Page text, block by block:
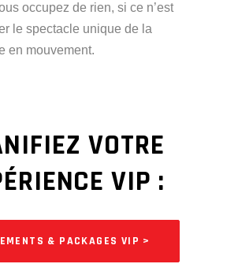
occupez de rien, si ce n’est
le spectacle unique de la
en mouvement.
VOTRE
VIP :
& PACKAGES VIP >